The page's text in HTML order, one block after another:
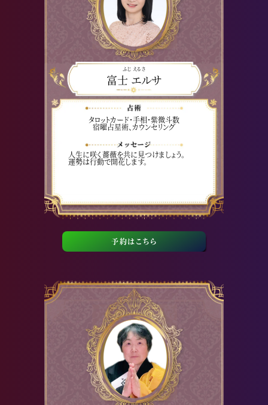
ふじ えるさ
富士 エルサ
タロットカード・手相・紫微斗数
宿曜占星術、カウンセリング
人生に咲く薔薇を共に見つけましょう。
運勢は行動で開花します。
予約はこちら